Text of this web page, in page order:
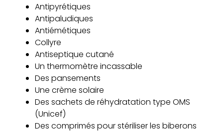
Antipyrétiques
Antipaludiques
Antiémétiques
Collyre
Antiseptique cutané
Un thermomètre incassable
Des pansements
Une crème solaire
Des sachets de réhydratation type OMS
(Unicef)
Des comprimés pour stériliser les biberons